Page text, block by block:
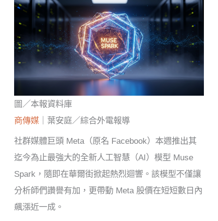
圖／本報資料庫
商傳媒 ｜葉安庭／綜合外電報導
社群媒體巨頭 Meta（原名 Facebook）本週推出其
迄今為止最強大的全新人工智慧（AI）模型 Muse
Spark，隨即在華爾街掀起熱烈迴響。該模型不僅讓
分析師們讚譽有加，更帶動 Meta 股價在短短數日內
飆漲近一成。